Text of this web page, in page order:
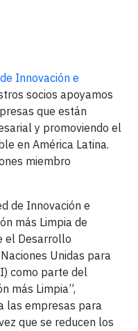
Innovación e
socios apoyamos
que están
y promoviendo el
en América Latina.
miembro
de Innovación e
más Limpia de
el Desarrollo
Unidas para
como parte del
más Limpia”,
las empresas para
que se reducen los